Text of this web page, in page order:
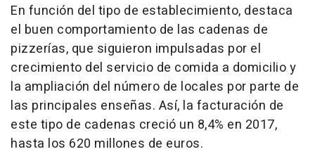
En función del tipo de establecimiento, destaca
el buen comportamiento de las cadenas de
pizzerías, que siguieron impulsadas por el
crecimiento del servicio de comida a domicilio y
la ampliación del número de locales por parte de
las principales enseñas. Así, la facturación de
este tipo de cadenas creció un 8,4% en 2017,
hasta los 620 millones de euros.